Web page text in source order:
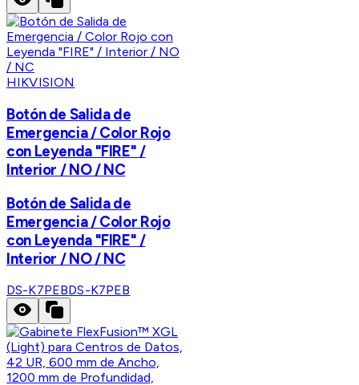
HIKVISION
Botón de Salida de
Emergencia / Color Rojo
con Leyenda "FIRE" /
Interior / NO / NC
Botón de Salida de
Emergencia / Color Rojo
con Leyenda "FIRE" /
Interior / NO / NC
DS-K7PEBDS-K7PEB